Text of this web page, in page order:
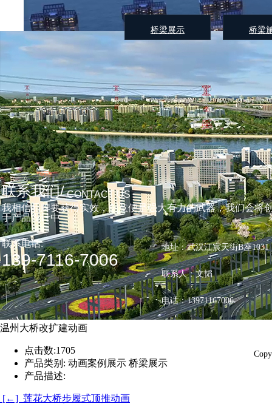
桥梁展示 桥梁
温州大桥改扩建动画
点击数:1705
产品类别: 动画案例展示 桥梁展示
产品描述:
[←] 莲花大桥步履式顶推动画
联系我们/ CONTACT US
我相信品牌要获得实效，创意便是强大有力的武器，我们会将
于产品设计中
联系电话:
139-7116-7006
地址：武汉江宸天街B座1031
联系人：文韬
电话：13971167006